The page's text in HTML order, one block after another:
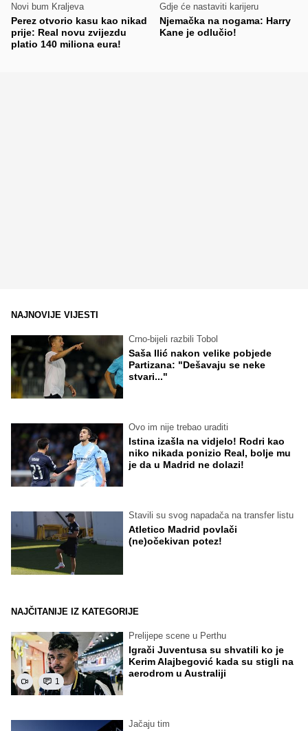
Novi bum Kraljeva
Perez otvorio kasu kao nikad
prije: Real novu zvijezdu
platio 140 miliona eura!
Gdje će nastaviti karijeru
Njemačka na nogama: Harry
Kane je odlučio!
NAJNOVIJE VIJESTI
Crno-bijeli razbili Tobol
Saša Ilić nakon velike pobjede
Partizana: "Dešavaju se neke
stvari..."
Ovo im nije trebao uraditi
Istina izašla na vidjelo! Rodri kao
niko nikada ponizio Real, bolje mu
je da u Madrid ne dolazi!
Stavili su svog napadača na transfer listu
Atletico Madrid povlači
(ne)očekivan potez!
NAJČITANIJE IZ KATEGORIJE
1
Prelijepe scene u Perthu
Igrači Juventusa su shvatili ko je
Kerim Alajbegović kada su stigli na
aerodrom u Australiji
Jačaju tim